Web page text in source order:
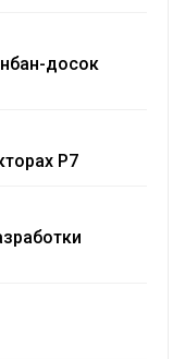
досок
Р7